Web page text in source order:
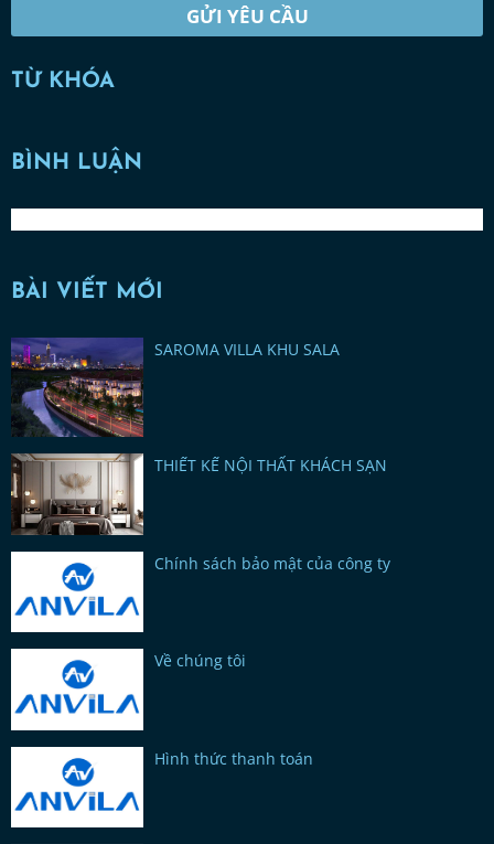
GỬI YÊU CẦU
TỪ KHÓA
BÌNH LUẬN
BÀI VIẾT MỚI
SAROMA VILLA KHU SALA
THIẾT KẾ NỘI THẤT KHÁCH SẠN
Chính sách bảo mật của công ty
Về chúng tôi
Hình thức thanh toán